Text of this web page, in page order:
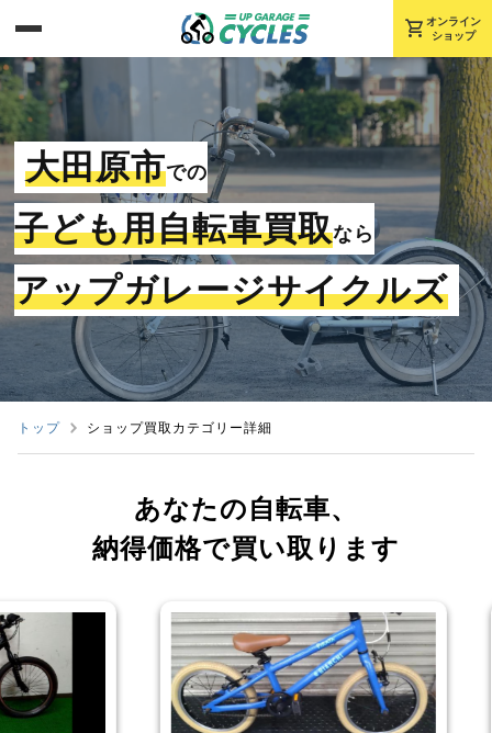
shopping_cart オンライン
ショップ
大田原市での
子ども用自転車買取なら
アップガレージサイクルズ
トップ ショップ買取カテゴリー詳細
あなたの自転車、
納得価格で買い取ります